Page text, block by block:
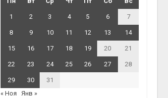
1 2 3 4 5 6 7
8 9 10 11 12 13 14
15 16 17 18 19 20 21
22 23 24 25 26 27 28
29 30
31
« Ноя
Янв »